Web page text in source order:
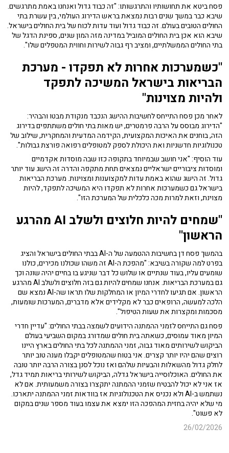
פסח ביטא את תחושותיו והתרגשותו: "זה כבוד גדול ואנחנו באמת מתרגשים.
שיבא כבר במשך שנים רבות נמצאת בראש הדירוג העולמי, בין עשרת בתי
החולים הטובים בעולם. זה כבוד גדול ועוד עדות לכוח של בית החולים בישראל.
שיבא הוא אכן בית החולים המוביל במדינה מזה המון שנים, ספינת הדגל של
בתי החולים הממשלתיים, ומציב רף גבוה לשירות וחווית המטפלים שלו".
"כשמערכות אחרות לא תפקדו - מערכת
הבריאות בישראל המשיכה לתפקד
ולהיות מצוינות"
לאחר מכן פסח התייחס לחשיבות ההישג הנכבד מנקודת מבטו והבהיר:
"הדירוג מבוסס על הרבה פרמטרים, יש מאות בתי חולים משתתפים בדירוג
הזה, בוחנים את האיכות המקצועית, הקידמה המדעית והמחקרית, שילוב של
טכנולוגיות חדשניות ואת היכולת לספק למטופלים רפואה פורצת גבולות".
עוד הוסיף: "אני חושב שבמיוחד בתקופה כזו שבה מוסדות אקדמיים
ומוסדות ציבוריים ישראליים נמצאים תחת מתקפה והדרה זה הישג עוד יותר
גדול. זה הישג שהוא באמת עדות למקצוענות ומצוינות. מערכת הבריאות
בישראל גם כשמערכות אחרות לא תפקדו היא המשיכה לתפקד, להיות
מצוינת, וזאת למרות מכה כלכלית של המערכת הזו".
"שמחים להיות חלוצים ולשלב AI מהרגע
הראשון"
בהמשך פסח דן בחשיבות ההטמעה של ה-AI בבתי החולים בישראל והציג
בפרט למה שקורה בשיבא: "מהפכת ה-AI זה משהו שכולנו מכירים, כולנו
שומעים עליו, בעוד שנתיים או שלוש כל דבר שניגע בו בחיים יהיה שונה וכך
גם במערכת הבריאות. אנחנו שמחים להיות גם בזה חלוצים ולשלב AI מהרגע
הראשון. אם תגיעו לחדרי המיון או המחלקות שלו תראו שה-AI נמצא שם
הלכה למעשה, הרופאים כבר לא מקלידים אלא מדברים, המערכות שומעות,
מסכמות ומקצרות את שעות הטיפול".
פסח גם התייחס לזמני ההמתנה הידועים לשמצה בבתי החולים: "עדיין חדרי
המיון מאוד עמוסים, כשאתה בית חולים שמדורג במקום השביעי בעולם
הביקוש לשירותים מאוד גבוה, זמני ההמתנה לכל בתי החולים בארץ היינו
רוצים שהם יהיו יותר קצרים. אני בטוח שהמטופלים יקבלו מענה טוב יותר
לחלק גדול מהשאלות והבעיות שלהם ואז נוכל לסנן בצורה הרבה יותר טובה
את החולים. האוכלוסייה בישראל גדלה, הביקוש לשירותי בריאות תמיד גדל,
אז אני לא יכול להבטיח שזמני ההמתנה יתקצרו בצורה משמעותית. אם לא
נשתמש ב-AI ולא נכניס את הטכנולוגיות אז בוודאות זמני ההמתנה יתארכו.
מי שלא יהיה בחזית המהפכה הזו ימצא את עצמו בעוד מספר שנים במקום
לא פשוט".
26/02/2026